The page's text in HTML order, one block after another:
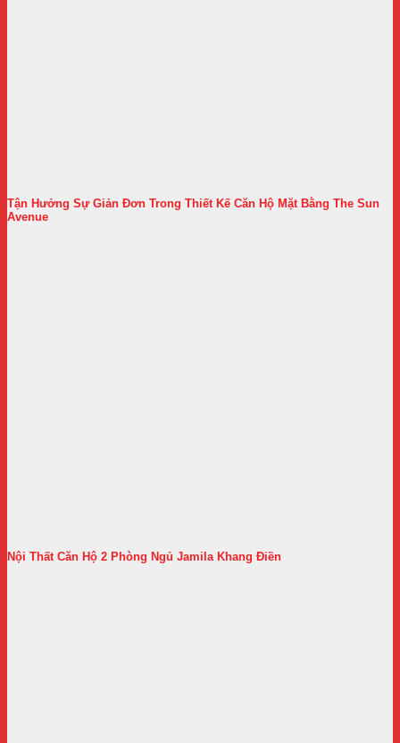
Tận Hưởng Sự Giản Đơn Trong Thiết Kế Căn Hộ Mặt Bằng The Sun
Avenue
Nội Thất Căn Hộ 2 Phòng Ngủ Jamila Khang Điền